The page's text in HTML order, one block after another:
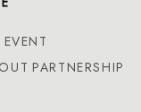
EVENT
PARTNERSHIP